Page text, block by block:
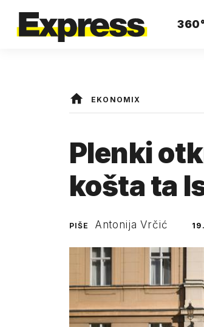
360°
EKONOMIX
Plenki
košta ta
PIŠE Antonija Vrčić